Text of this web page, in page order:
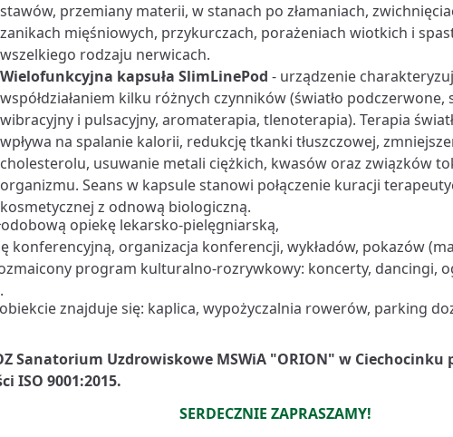
stawów, przemiany materii, w stanach po złamaniach,
zanikach mięśniowych, przykurczach, porażeniach wiotkich i
wszelkiego rodzaju nerwicach.
Wielofunkcyjna kapsuła SlimLinePod - urządzenie
współdziałaniem kilku różnych czynników (światło podczerwone,
wibracyjny i pulsacyjny, aromaterapia, tlenoterapia). Terapia
wpływa na spalanie kalorii, redukcję tkanki tłuszczowej,
cholesterolu, usuwanie metali ciężkich, kwasów oraz związków
organizmu. Seans w kapsule stanowi połączenie kuracji
kosmetycznej z odnową biologiczną.
opiekę lekarsko-pielęgniarską,
konferencyjną, organizacja konferencji, wykładów, pokazów
program kulturalno-rozrywkowy: koncerty, dancingi,
znajduje się: kaplica, wypożyczalnia rowerów, parking
Sanatorium Uzdrowiskowe MSWiA "ORION" w
ISO 9001:2015.
SERDECZNIE ZAPRASZAMY!